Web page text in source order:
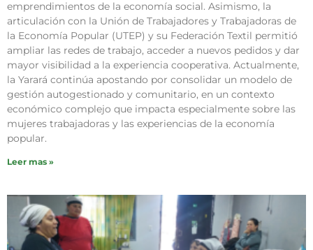
emprendimientos de la economía social. Asimismo, la
articulación con la Unión de Trabajadores y Trabajadoras de
la Economía Popular (UTEP) y su Federación Textil permitió
ampliar las redes de trabajo, acceder a nuevos pedidos y dar
mayor visibilidad a la experiencia cooperativa. Actualmente,
la Yarará continúa apostando por consolidar un modelo de
gestión autogestionado y comunitario, en un contexto
económico complejo que impacta especialmente sobre las
mujeres trabajadoras y las experiencias de la economía
popular.
Leer mas »